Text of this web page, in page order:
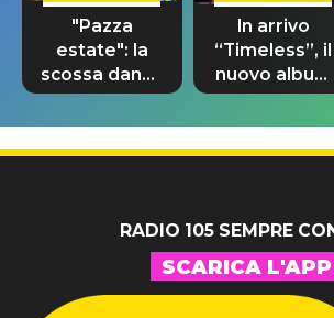
"Pazza
estate": la
scossa dance
di Sara
Tommasi
In arrivo
“Timeless”, il
nuovo album
di Prince con
10 brani
inediti
RADIO 105 SEMPRE
SCARICA L'APP